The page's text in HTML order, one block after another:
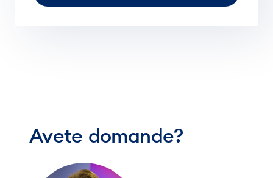
Avete domande?